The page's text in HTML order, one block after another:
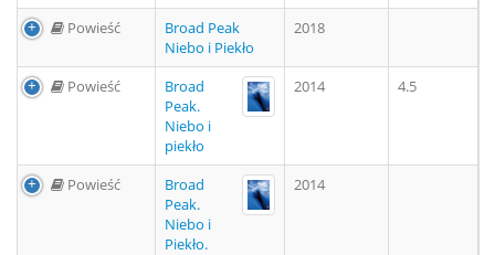
Powieść
Broad Peak
Niebo i Piekło
2018
Powieść
Broad
Peak.
Niebo i
piekło
2014 4.5
Powieść
Broad
Peak.
Niebo i
Piekło.
2014